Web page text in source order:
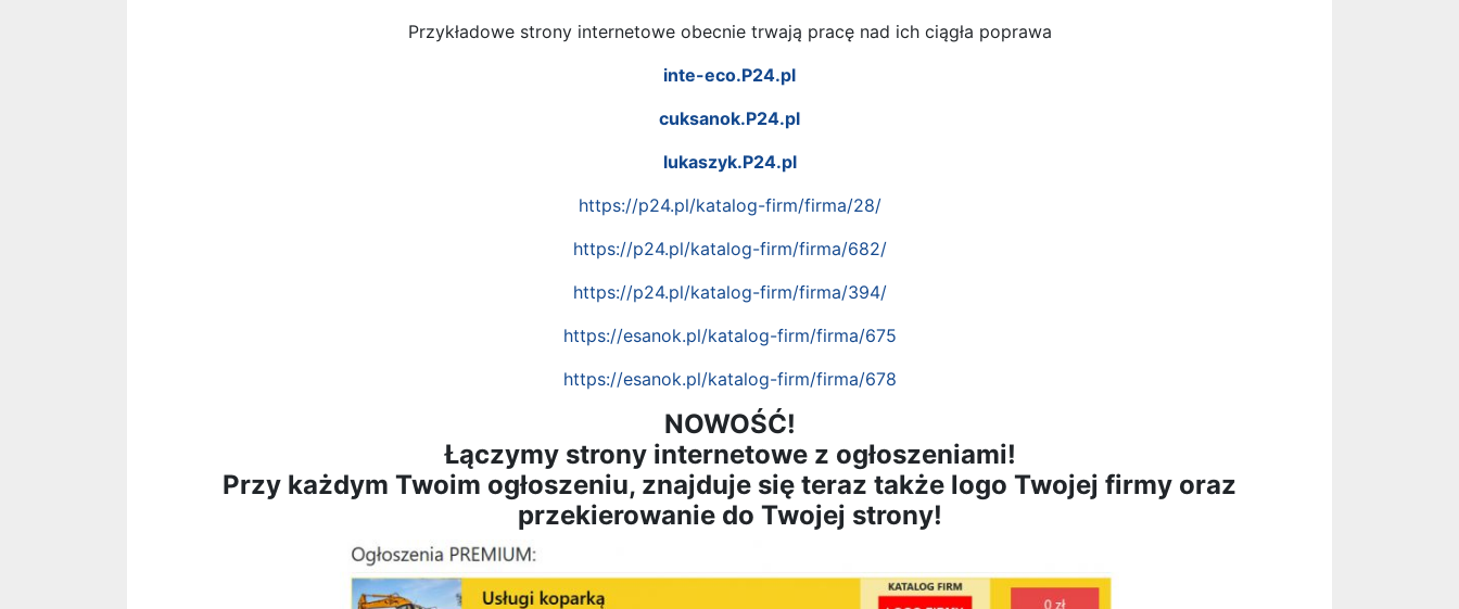
Przykładowe strony internetowe obecnie trwają pracę nad ich ciągła poprawa
inte-eco.P24.pl
cuksanok.P24.pl
lukaszyk.P24.pl
https://p24.pl/katalog-firm/firma/28/
https://p24.pl/katalog-firm/firma/682/
https://p24.pl/katalog-firm/firma/394/
https://esanok.pl/katalog-firm/firma/675
https://esanok.pl/katalog-firm/firma/678
NOWOŚĆ!
Łączymy strony internetowe z ogłoszeniami!
Przy każdym Twoim ogłoszeniu, znajduje się teraz także logo Twojej firmy oraz
przekierowanie do Twojej strony!